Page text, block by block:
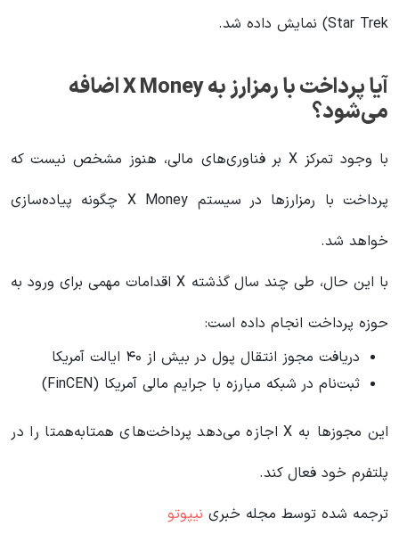
Star Trek) نمایش داده شد.
آیا پرداخت با رمزارز به X Money اضافه
می‌شود؟
با وجود تمرکز X بر فناوری‌های مالی، هنوز مشخص نیست که
پرداخت با رمزارزها در سیستم X Money چگونه پیاده‌سازی
خواهد شد.
با این حال، طی چند سال گذشته X اقدامات مهمی برای ورود به
حوزه پرداخت انجام داده است:
دریافت مجوز انتقال پول در بیش از ۴۰ ایالت آمریکا
ثبت‌نام در شبکه مبارزه با جرایم مالی آمریکا (FinCEN)
این مجوزها به X اجازه می‌دهد پرداخت‌های همتابه‌همتا را در
پلتفرم خود فعال کند.
ترجمه شده توسط مجله خبری نیپوتو